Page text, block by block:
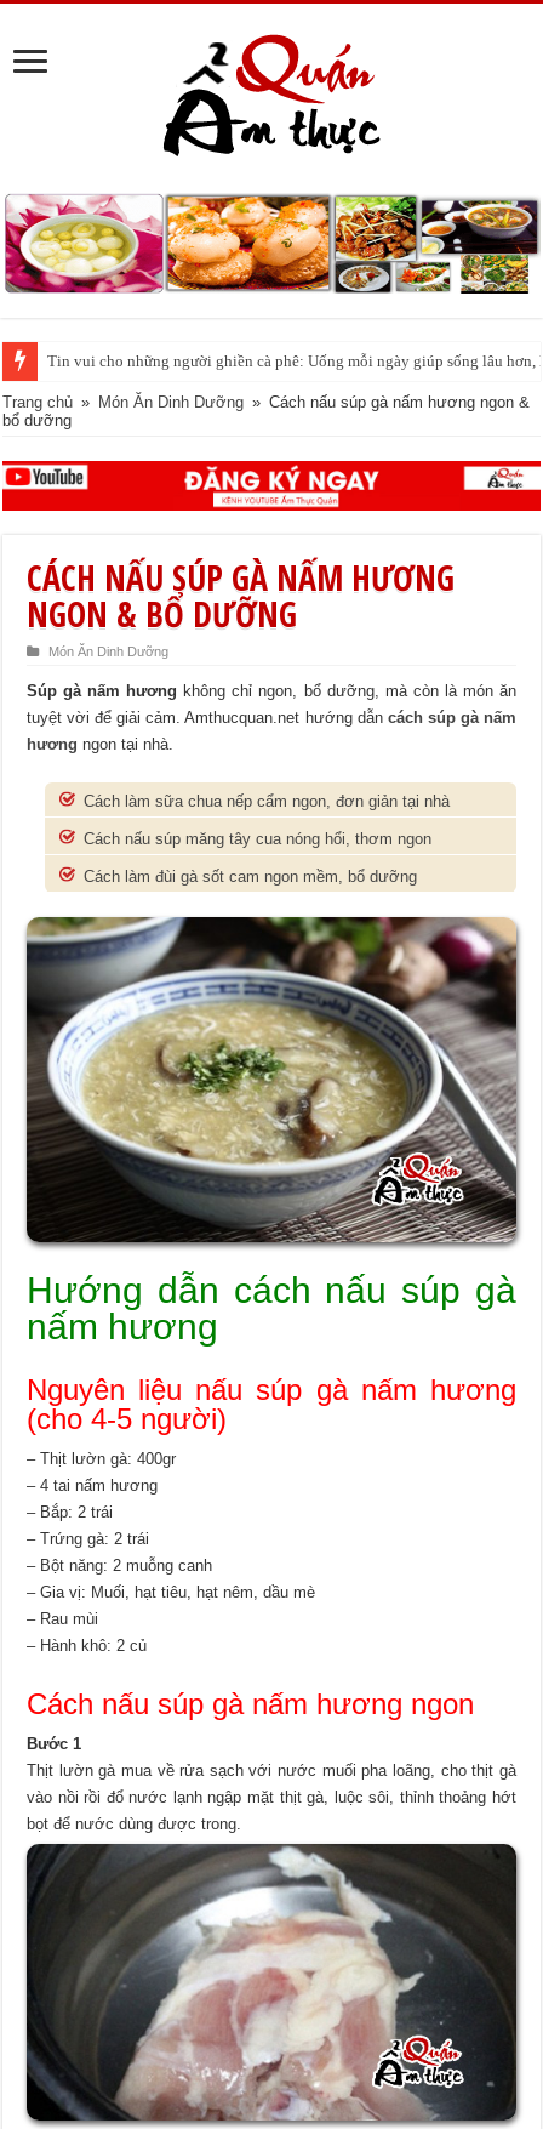
‘Phố cá lóc nướng’ Sài Gòn đông nghịt người ngày vía Thần tài
Trang chủ » Món Ăn Dinh Dưỡng » Cách nấu súp gà nấm hương ngon &
bổ dưỡng
CÁCH NẤU SÚP GÀ NẤM HƯƠNG
NGON & BỔ DƯỠNG
Món Ăn Dinh Dưỡng
Súp gà nấm hương không chỉ ngon, bổ dưỡng, mà còn là món ăn
tuyệt vời để giải cảm. Amthucquan.net hướng dẫn cách súp gà nấm
hương ngon tại nhà.
Cách làm sữa chua nếp cẩm ngon, đơn giản tại nhà
Cách nấu súp măng tây cua nóng hổi, thơm ngon
Cách làm đùi gà sốt cam ngon mềm, bổ dưỡng
Hướng dẫn cách nấu súp gà
nấm hương
Nguyên liệu nấu súp gà nấm hương
(cho 4-5 người)
– Thịt lườn gà: 400gr
– 4 tai nấm hương
– Bắp: 2 trái
– Trứng gà: 2 trái
– Bột năng: 2 muỗng canh
– Gia vị: Muối, hạt tiêu, hạt nêm, dầu mè
– Rau mùi
– Hành khô: 2 củ
Cách nấu súp gà nấm hương ngon
Bước 1
Thịt lườn gà mua về rửa sạch với nước muối pha loãng, cho thịt gà
vào nồi rồi đổ nước lạnh ngập mặt thịt gà, luộc sôi, thỉnh thoảng hớt
bọt để nước dùng được trong.